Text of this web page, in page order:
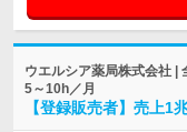
ウエルシア薬局株式会社 |
5～10h／月
【登録販売者】売上1